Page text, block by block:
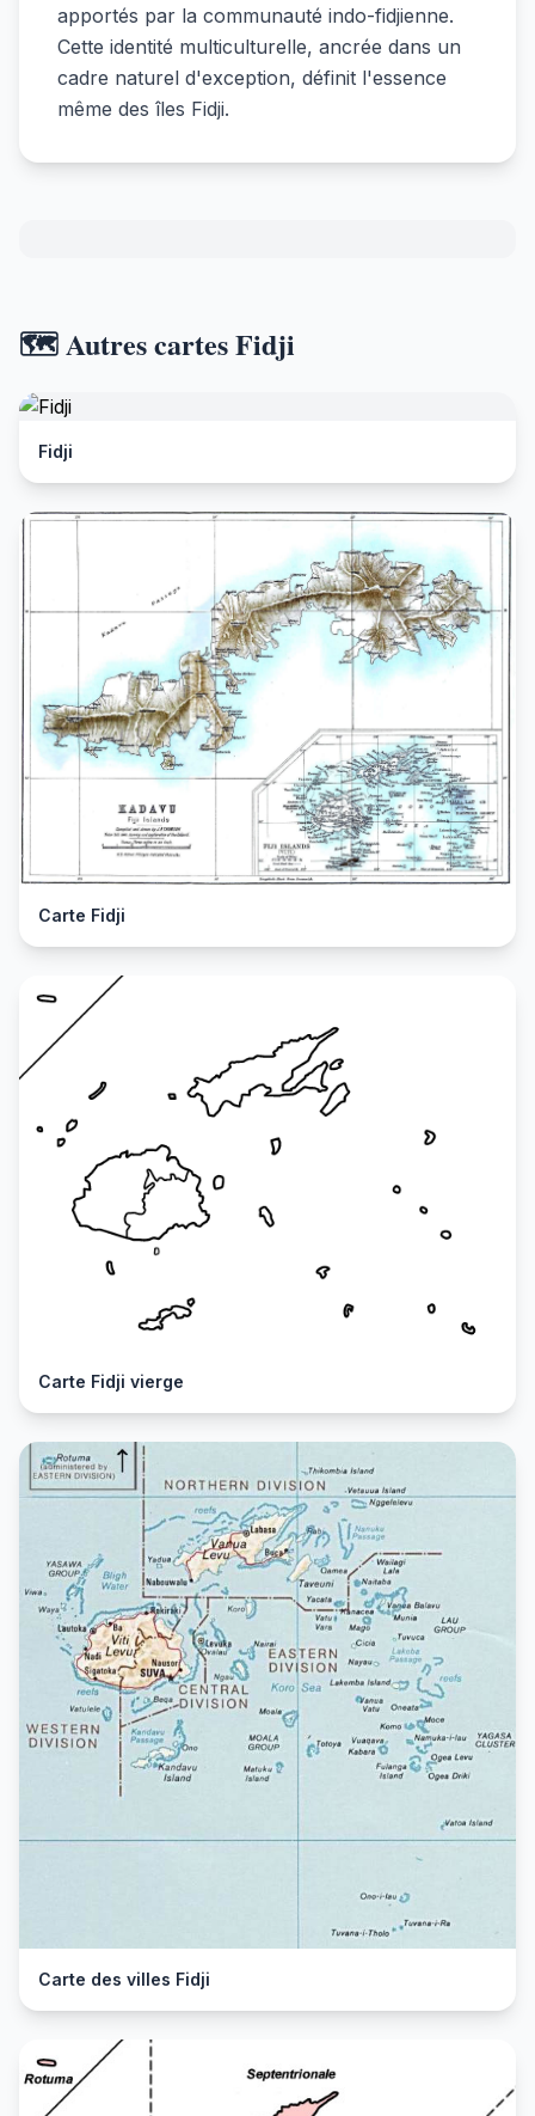
apportés par la communauté indo-fidjienne.
Cette identité multiculturelle, ancrée dans un
cadre naturel d'exception, définit l'essence
même des îles Fidji.
🗺️ Autres cartes Fidji
Fidji
Carte Fidji
Carte Fidji vierge
Carte des villes Fidji